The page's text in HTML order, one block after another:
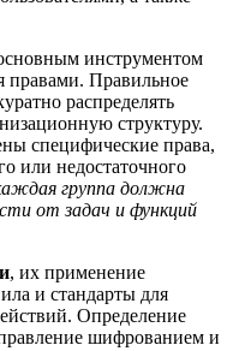
инструментом
правами. Правильное
распределять
структуру.
специфические права,
или недостаточного
группа должна
от задач и функций
, их применение
и стандарты для
Определение
шифрованием и